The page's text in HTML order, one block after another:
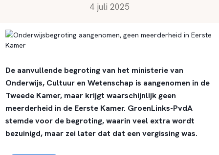
4 juli 2025
De aanvullende begroting van het ministerie van
Onderwijs, Cultuur en Wetenschap is aangenomen in de
Tweede Kamer, maar krijgt waarschijnlijk geen
meerderheid in de Eerste Kamer. GroenLinks-PvdA
stemde voor de begroting, waarin veel extra wordt
bezuinigd, maar zei later dat dat een vergissing was.